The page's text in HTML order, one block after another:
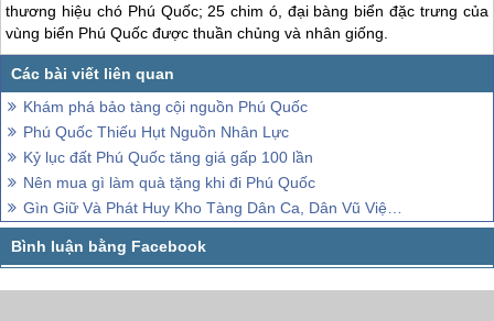
thương hiệu chó Phú Quốc; 25 chim ó, đại bàng biển đặc trưng của
vùng biển Phú Quốc được thuần chủng và nhân giống.
Khám phá bảo tàng cội nguồn Phú Quốc
Phú Quốc Thiếu Hụt Nguồn Nhân Lực
Kỷ lục đất Phú Quốc tăng giá gấp 100 lần
Nên mua gì làm quà tặng khi đi Phú Quốc
Gìn Giữ Và Phát Huy Kho Tàng Dân Ca, Dân Vũ Việt Bắc